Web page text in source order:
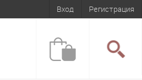
Вход Регистрация